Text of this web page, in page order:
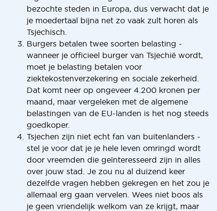
bezochte steden in Europa, dus verwacht dat je
je moedertaal bijna net zo vaak zult horen als
Tsjechisch.
Burgers betalen twee soorten belasting -
wanneer je officieel burger van Tsjechië wordt,
moet je belasting betalen voor
ziektekostenverzekering en sociale zekerheid.
Dat komt neer op ongeveer 4.200 kronen per
maand, maar vergeleken met de algemene
belastingen van de EU-landen is het nog steeds
goedkoper.
Tsjechen zijn niet echt fan van buitenlanders -
stel je voor dat je je hele leven omringd wordt
door vreemden die geïnteresseerd zijn in alles
over jouw stad. Je zou nu al duizend keer
dezelfde vragen hebben gekregen en het zou je
allemaal erg gaan vervelen. Wees niet boos als
je geen vriendelijk welkom van ze krijgt, maar